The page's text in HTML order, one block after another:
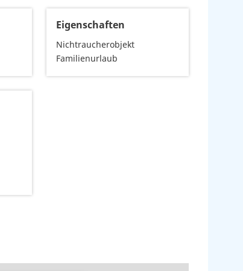
Eigenschaften
Nichtraucherobjekt
Familienurlaub